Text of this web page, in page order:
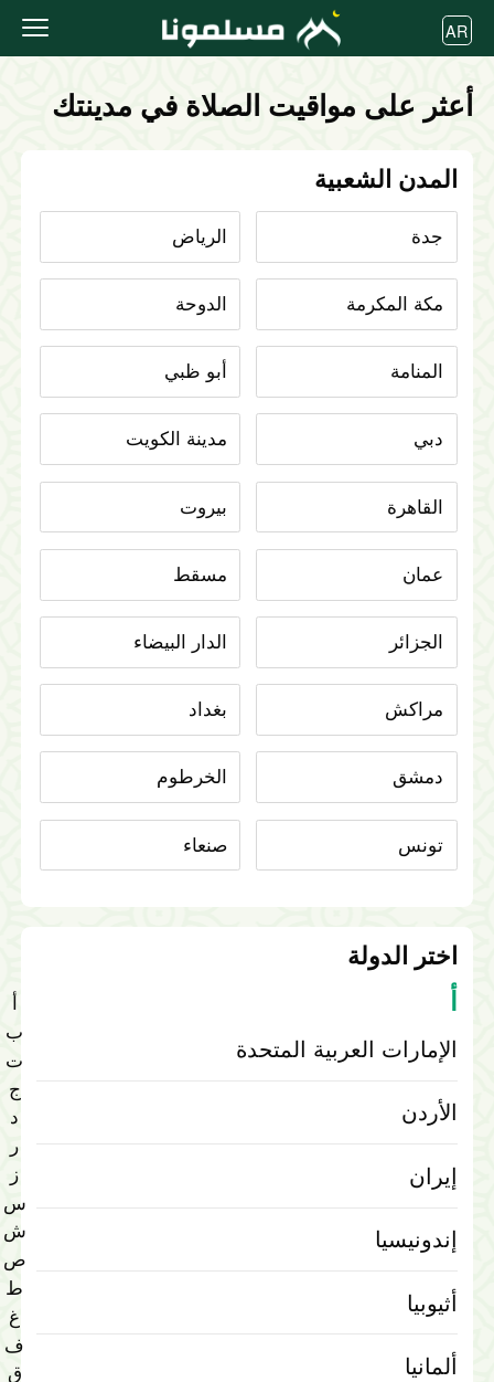
AR
أعثر على مواقيت الصلاة في مدينتك
المدن الشعبية
جدة الرياض
مكة المكرمة الدوحة
المنامة أبو ظبي
دبي مدينة الكويت
القاهرة بيروت
عمان مسقط
الجزائر الدار البيضاء
مراكش بغداد
دمشق الخرطوم
تونس صنعاء
اختر الدولة
ب
ت
ج
د
ر
ز
س
ش
ص
ط
غ
ف
ق
الإمارات العربية المتحدة‎
الأردن
إيران
إندونيسيا
أثيوبيا
ألمانيا